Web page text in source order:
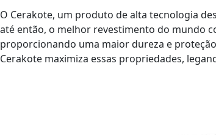
O Cerakote, um produto de alta tecnologia
até então, o melhor revestimento do mundo
proporcionando uma maior dureza e
Cerakote maximiza essas propriedades,